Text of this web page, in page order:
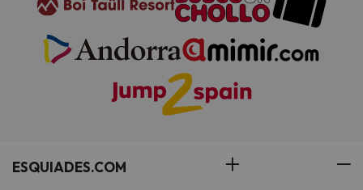
ESQUIADES.COM